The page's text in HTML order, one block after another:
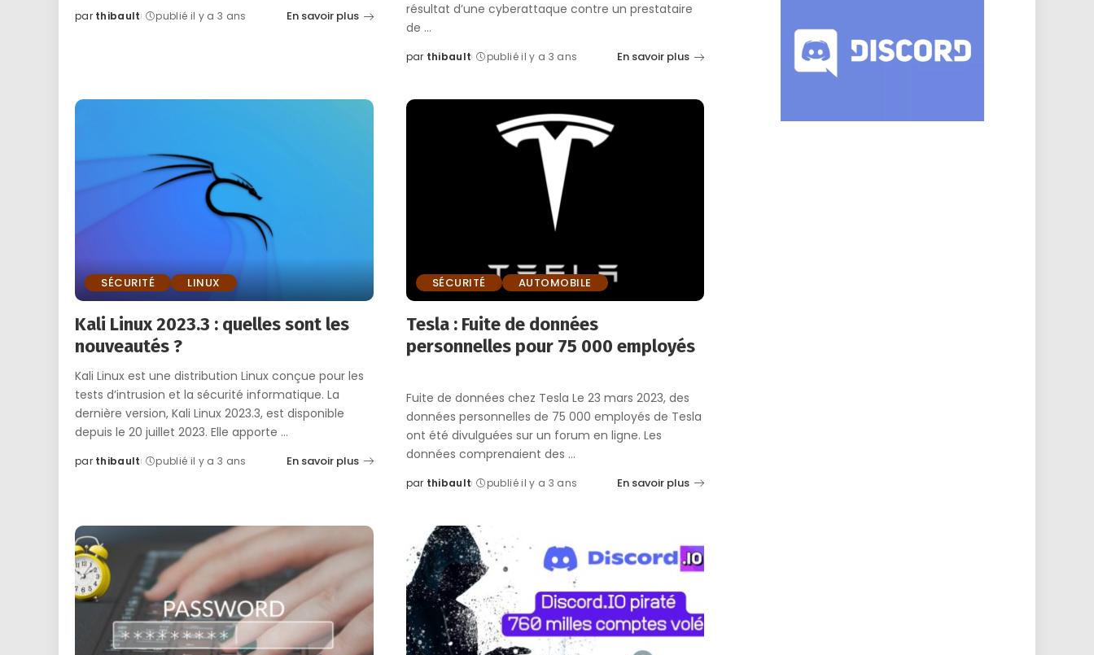
Posted
par thibault publié il y a 3 ans En savoir plus
résultat d’une cyberattaque contre un prestataire
de ...
Posted
par thibault publié il y a 3 ans En savoir plus
SÉCURITÉ LINUX
Kali Linux 2023.3 : quelles sont les
nouveautés ?
Kali Linux est une distribution Linux conçue pour les
tests d’intrusion et la sécurité informatique. La
dernière version, Kali Linux 2023.3, est disponible
depuis le 20 juillet 2023. Elle apporte ...
Posted
par thibault publié il y a 3 ans En savoir plus
SÉCURITÉ AUTOMOBILE
Tesla : Fuite de données
personnelles pour 75 000 employés
Fuite de données chez Tesla Le 23 mars 2023, des
données personnelles de 75 000 employés de Tesla
ont été divulguées sur un forum en ligne. Les
données comprenaient des ...
Posted
par thibault publié il y a 3 ans En savoir plus